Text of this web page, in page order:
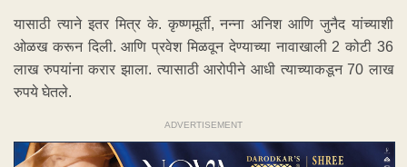
यासाठी त्याने इतर मित्र के. कृष्णमूर्ती, नन्ना अनिश आणि जुनैद यांच्याशी
ओळख करून दिली. आणि प्रवेश मिळवून देण्याच्या नावाखाली 2 कोटी 36
लाख रुपयांना करार झाला. त्यासाठी आरोपीने आधी त्याच्याकडून 70 लाख
रुपये घेतले.
ADVERTISEMENT